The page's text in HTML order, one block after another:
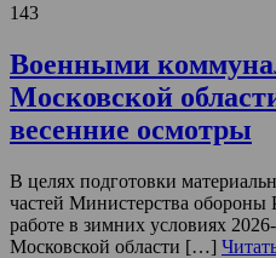
143
Военными
Московской
весенние осмотры
В целях подготовки
частей Министерства обороны
работе в зимних условиях
Московской области […]